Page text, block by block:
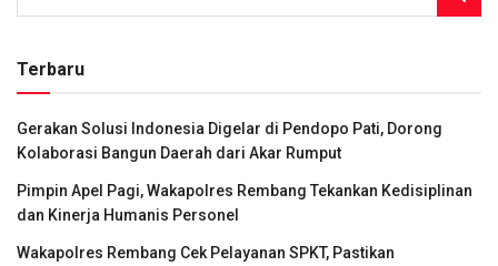
Terbaru
Gerakan Solusi Indonesia Digelar di Pendopo Pati, Dorong
Kolaborasi Bangun Daerah dari Akar Rumput
Pimpin Apel Pagi, Wakapolres Rembang Tekankan Kedisiplinan
dan Kinerja Humanis Personel
Wakapolres Rembang Cek Pelayanan SPKT, Pastikan